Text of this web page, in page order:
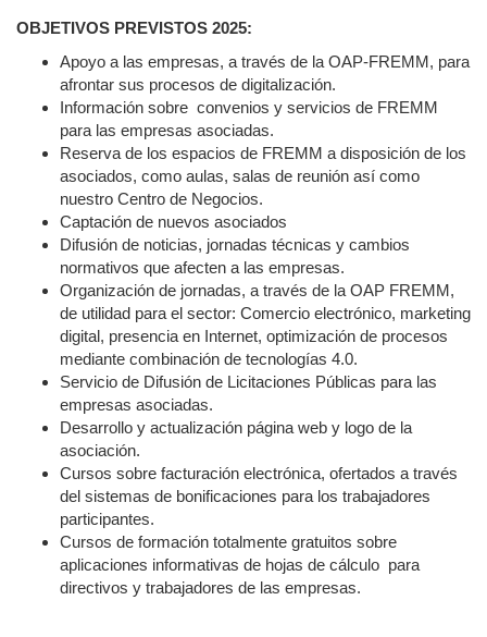
OBJETIVOS PREVISTOS 2025:
Apoyo a las empresas, a través de la OAP-FREMM, para
afrontar sus procesos de digitalización.
Información sobre convenios y servicios de FREMM
para las empresas asociadas.
Reserva de los espacios de FREMM a disposición de los
asociados, como aulas, salas de reunión así como
nuestro Centro de Negocios.
Captación de nuevos asociados
Difusión de noticias, jornadas técnicas y cambios
normativos que afecten a las empresas.
Organización de jornadas, a través de la OAP FREMM,
de utilidad para el sector: Comercio electrónico, marketing
digital, presencia en Internet, optimización de procesos
mediante combinación de tecnologías 4.0.
Servicio de Difusión de Licitaciones Públicas para las
empresas asociadas.
Desarrollo y actualización página web y logo de la
asociación.
Cursos sobre facturación electrónica, ofertados a través
del sistemas de bonificaciones para los trabajadores
participantes.
Cursos de formación totalmente gratuitos sobre
aplicaciones informativas de hojas de cálculo para
directivos y trabajadores de las empresas.